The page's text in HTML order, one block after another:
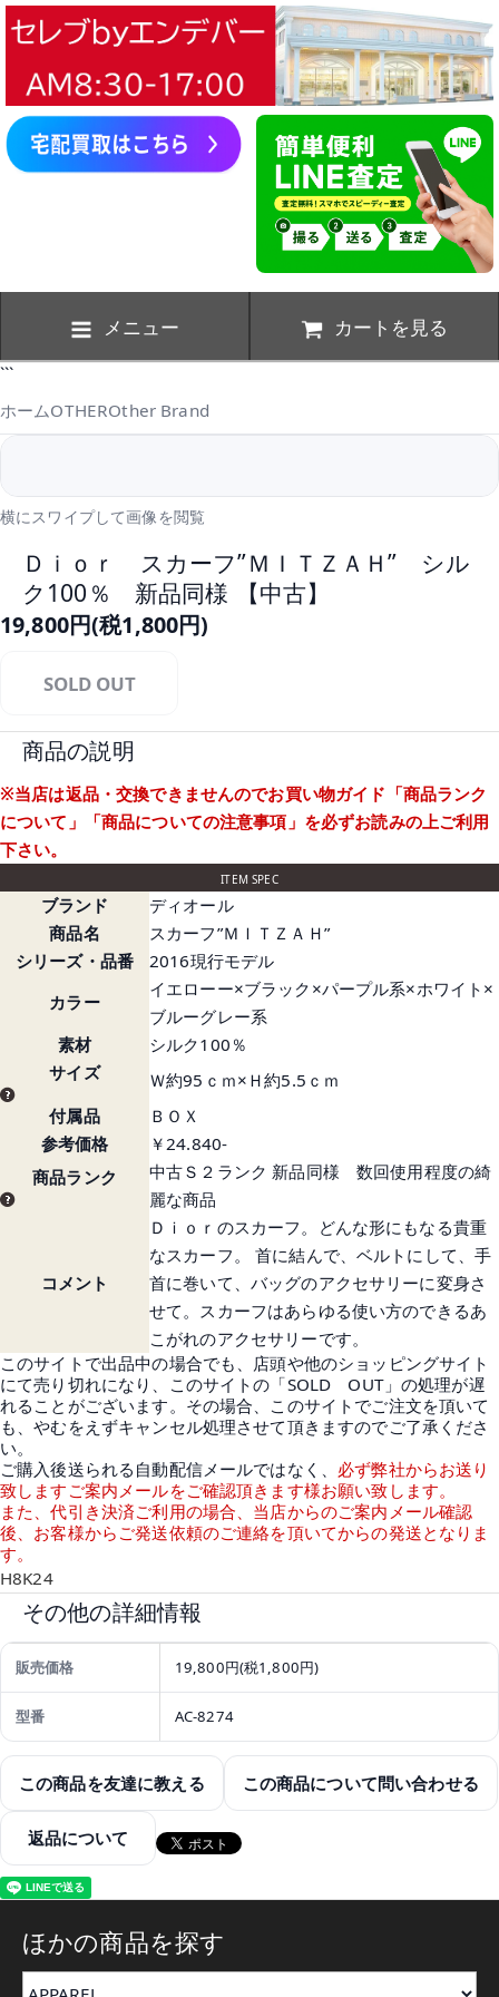
メニュー カートを見る
```
ホームOTHEROther Brand
横にスワイプして画像を閲覧
Ｄｉｏｒ スカーフ”ＭＩＴＺＡＨ” シル
ク100％ 新品同様 【中古】
19,800円(税1,800円)
SOLD OUT
商品の説明
※当店は返品・交換できませんのでお買い物ガイド 「商品ランク
について」
「商品についての注意事項」 を必ずお読みの上ご利用
下さい。
ITEM SPEC
ブランド
ディオール
商品名
スカーフ”ＭＩＴＺＡＨ”
シリーズ・品番
2016現行モデル
カラー
イエローー×ブラック×パープル系×ホワイト×
ブルーグレー系
素材
シルク100％
サイズ
Ｗ約95ｃｍ×Ｈ約5.5ｃｍ
付属品
ＢＯＸ
参考価格
￥24.840-
商品ランク
中古Ｓ２ランク 新品同様 数回使用程度の綺
麗な商品
コメント
Ｄｉｏｒのスカーフ。どんな形にもなる貴重
なスカーフ。 首に結んで、ベルトにして、手
首に巻いて、バッグのアクセサリーに変身さ
せて。スカーフはあらゆる使い方のできるあ
こがれのアクセサリーです。
このサイトで出品中の場合でも、店頭や他のショッピングサイト
にて売り切れになり、このサイトの「SOLD OUT」の処理が遅
れることがございます。その場合、このサイトでご注文を頂いて
も、やむをえずキャンセル処理させて頂きますのでご了承くださ
い。
ご購入後送られる自動配信メールではなく、 必ず弊社からお送り
致しますご案内メールをご確認頂きます様お願い致します。
また、代引き決済ご利用の場合、当店からのご案内メール確認
後、お客様からご発送依頼のご連絡を頂いてからの発送となりま
す。
H8K24
その他の詳細情報
販売価格 19,800円(税1,800円)
型番 AC-8274
この商品を友達に教える この商品について問い合わせる
返品について
ほかの商品を探す